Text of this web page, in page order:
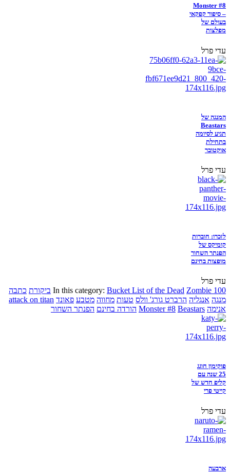
Monster #8
– סיפור קפקאי
בעולם של
מפלצות
עדי פרל
המנגה של
Beastars
תגיע לסיומה
בתחילת
אוקטובר
עדי פרל
לזכרו: חוברות
קומיקס של
הפנתר השחור
מופצות בחינם
עדי פרל
In this category: Bucket List of the Dead Zombie 100 ביקורת כתבה
מנגה אנגליה הרברט גורג' וולס טעות מחווה מטבע פאונד attack on titan
אנימה
Monster #8 Beastars הורדה בחינם הפנתר השחור
פוקימון חוגג
25 שנה עם
קליפ חדש של
קייטי פרי
עדי פרל
ארבעה